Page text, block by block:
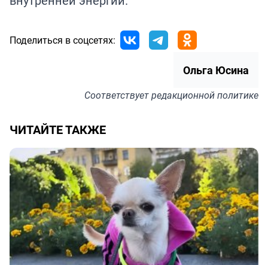
Поделиться в соцсетях:
Ольга Юсина
Соответствуетредакционной политике
ЧИТАЙТЕ ТАКЖЕ